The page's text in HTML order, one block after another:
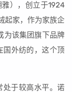
），创立于1924
起家，作为家族企
为该集团旗下品牌
国外纺的，这个顶
处于较高水平。诺